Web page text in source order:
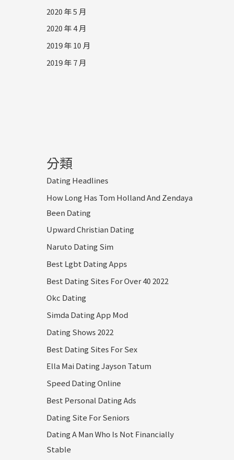
2020 年 5 月
2020 年 4 月
2019 年 10 月
2019 年 7 月
分類
Dating Headlines
How Long Has Tom Holland And Zendaya
Been Dating
Upward Christian Dating
Naruto Dating Sim
Best Lgbt Dating Apps
Best Dating Sites For Over 40 2022
Okc Dating
Simda Dating App Mod
Dating Shows 2022
Best Dating Sites For Sex
Ella Mai Dating Jayson Tatum
Speed Dating Online
Best Personal Dating Ads
Dating Site For Seniors
Dating A Man Who Is Not Financially
Stable